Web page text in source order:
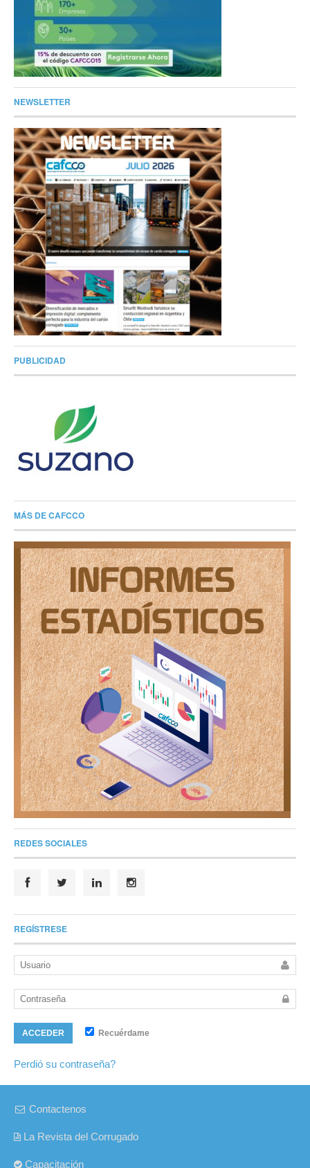
NEWSLETTER
PUBLICIDAD
MÁS DE CAFCCO
REDES SOCIALES
REGÍSTRESE
ACCEDER Recuérdame
Perdió su contraseña?
Contactenos
La Revista del Corrugado
Capacitación